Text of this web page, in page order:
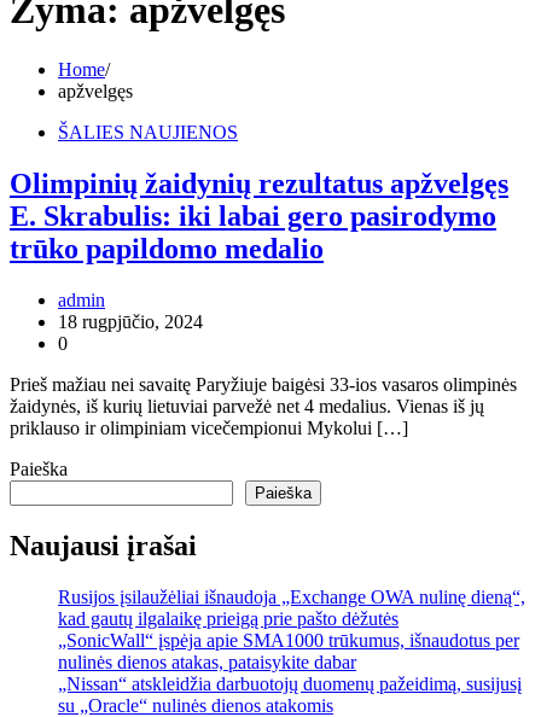
Žyma: apžvelgęs
Home
apžvelgęs
ŠALIES NAUJIENOS
Olimpinių žaidynių rezultatus apžvelgęs
E. Skrabulis: iki labai gero pasirodymo
trūko papildomo medalio
admin
18 rugpjūčio, 2024
0
Prieš mažiau nei savaitę Paryžiuje baigėsi 33-ios vasaros olimpinės
žaidynės, iš kurių lietuviai parvežė net 4 medalius. Vienas iš jų
priklauso ir olimpiniam vicečempionui Mykolui […]
Paieška
Paieška
Naujausi įrašai
Rusijos įsilaužėliai išnaudoja „Exchange OWA nulinę dieną“,
kad gautų ilgalaikę prieigą prie pašto dėžutės
„SonicWall“ įspėja apie SMA1000 trūkumus, išnaudotus per
nulinės dienos atakas, pataisykite dabar
„Nissan“ atskleidžia darbuotojų duomenų pažeidimą, susijusį
su „Oracle“ nulinės dienos atakomis